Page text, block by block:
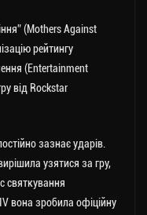
(Mothers Against
рейтингу
(Entertainment
від Rockstar
зазнає ударів.
узятися за гру,
святкування
вона зробила офіційну